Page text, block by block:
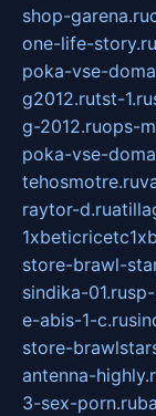
shop-garena.ru
one-life-story.ru
poka-vse-
g2012.rutst-1.ru
g-2012.ruops-
poka-vse-
tehosmotre.ru
raytor-d.ru
store-brawl-
sindika-01.ru
e-abis-1-c.ru
store-
antenna-
3-sex-porn.ru